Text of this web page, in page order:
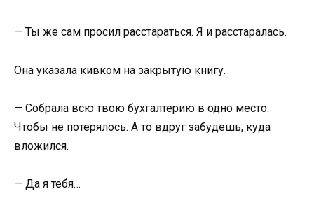
— Ты же сам просил расстараться. Я и расстаралась.
Она указала кивком на закрытую книгу.
— Собрала всю твою бухгалтерию в одно место.
Чтобы не потерялось. А то вдруг забудешь, куда
вложился.
— Да я тебя…